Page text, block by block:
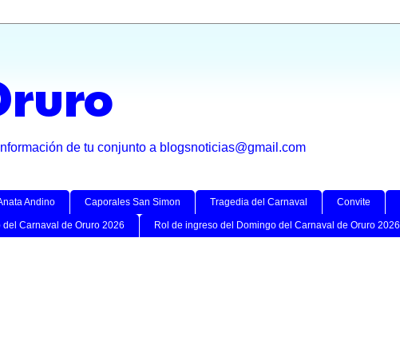
de tu conjunto a blogsnoticias@gmail.com
Andino Caporales San Simon Tragedia del Carnaval Convite
del Carnaval de Oruro 2026 Rol de ingreso del Domingo del Carnaval de Oruro 2026